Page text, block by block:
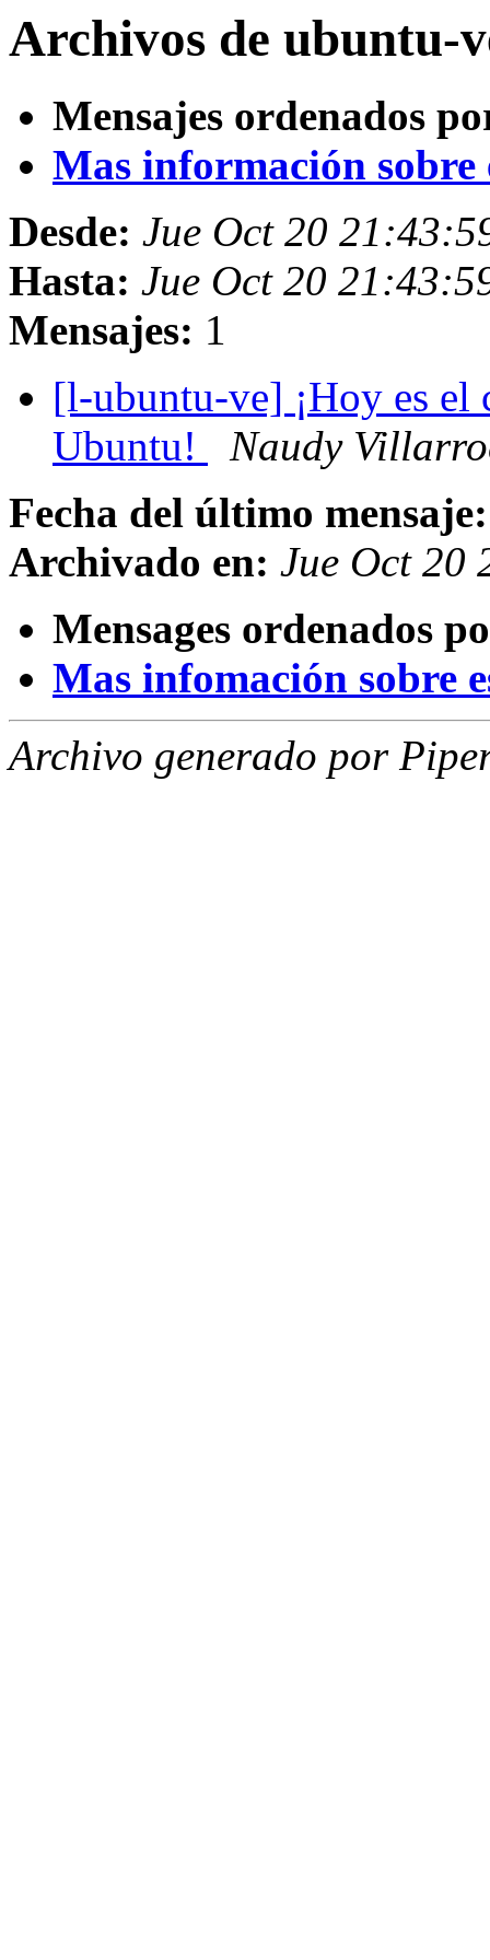
Archivos de ubuntu-
Mensajes ordenados
Mas información sobre
Desde: Jue Oct 20
Hasta: Jue Oct 20
Mensajes: 1
[l-ubuntu-ve] ¡Hoy es el
Ubuntu!
Naudy
Fecha del último mensaje:
Archivado en: Jue Oct 20
Mensages ordenados
Mas infomación sobre
Archivo generado por